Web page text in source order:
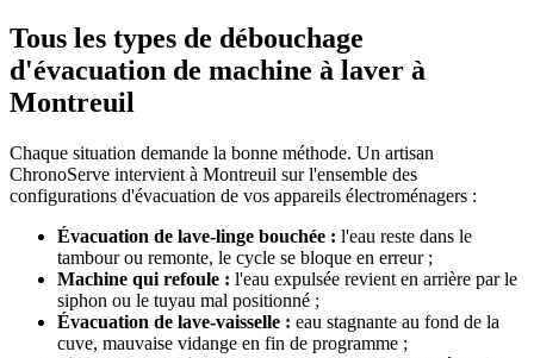
Tous les types de débouchage
d'évacuation de machine à laver à
Montreuil
Chaque situation demande la bonne méthode. Un artisan
ChronoServe intervient à Montreuil sur l'ensemble des
configurations d'évacuation de vos appareils électroménagers :
Évacuation de lave-linge bouchée : l'eau reste dans le
tambour ou remonte, le cycle se bloque en erreur ;
Machine qui refoule : l'eau expulsée revient en arrière par le
siphon ou le tuyau mal positionné ;
Évacuation de lave-vaisselle : eau stagnante au fond de la
cuve, mauvaise vidange en fin de programme ;